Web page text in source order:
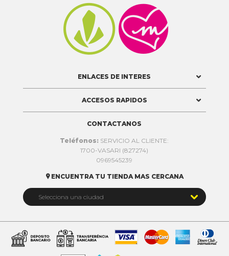

ENLACES DE INTERES
ACCESOS RAPIDOS
CONTACTANOS
Teléfonos: SERVICIO AL CLIENTE:
1700-VASARI (827274)
0969545239
 ENCUENTRA TU TIENDA MAS CERCANA
Selecciona una ciudad 
Cuenca